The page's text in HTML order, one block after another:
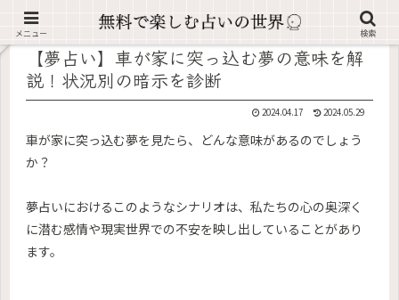
記事内に広告が含まれています。
【夢占い】車が家に突っ込む夢の意味を解
説！状況別の暗示を診断
2024.04.17 2024.05.29
車が家に突っ込む夢を見たら、どんな意味があるのでしょう
か？
夢占いにおけるこのようなシナリオは、私たちの心の奥深く
に潜む感情や現実世界での不安を映し出していることがあり
ます。
メニュー 検索